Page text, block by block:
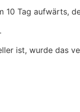
10 Tag aufwärts,
ist, wurde das